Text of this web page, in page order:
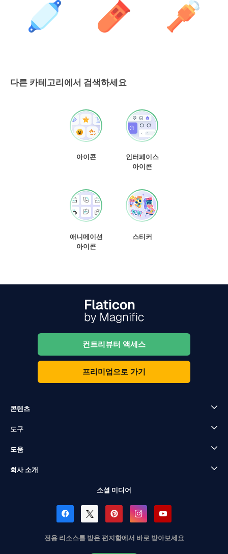
다른 카테고리에서 검색하세요
아이콘
인터페이스
아이콘
애니메이션
아이콘
스티커
컨트리뷰터 액세스
프리미엄으로 가기
콘텐츠
도구
도움
회사 소개
소셜 미디어
전용 리소스를 받은 편지함에서 바로 받아보세요